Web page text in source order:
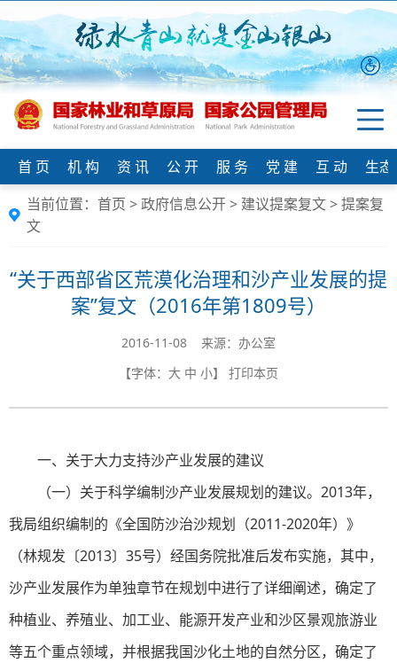
首 页 机 构 资 讯 公 开 服 务 党 建 互 动
生
当前位置： 首页 >政府信息公开>建议提案复文>提案复
文
“关于西部省区荒漠化治理和沙产业发展的提
案”复文（2016年第1809号）
2016-11-08 来源：办公室
【字体： 大 中 小】 打印本页
一、关于大力支持沙产业发展的建议
（一）关于科学编制沙产业发展规划的建议。2013年，
我局组织编制的《全国防沙治沙规划（2011-2020年）》
（林规发〔2013〕35号）经国务院批准后发布实施，其中，
沙产业发展作为单独章节在规划中进行了详细阐述，确定了
种植业、养殖业、加工业、能源开发产业和沙区景观旅游业
等五个重点领域，并根据我国沙化土地的自然分区，确定了